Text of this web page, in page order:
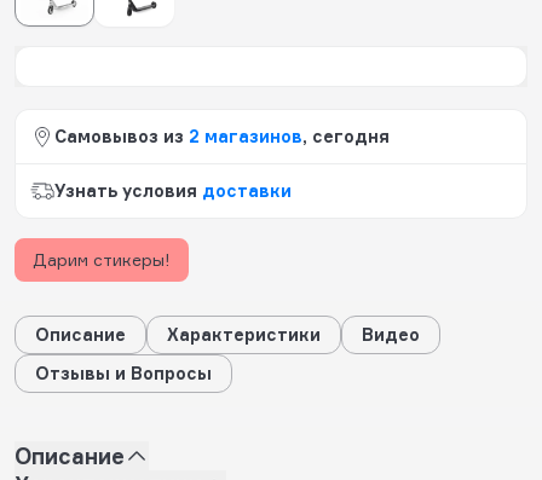
Самовывоз из 2 магазинов, сегодня
Узнать условия доставки
Дарим стикеры!
Описание Характеристики
Видео
Отзывы и Вопросы
Описание